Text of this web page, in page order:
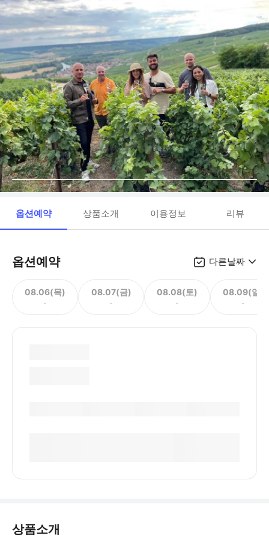
옵션예약 상품소개 이용정보 리뷰
옵션예약 다른날짜
08.06(목)
-
08.07(금)
-
08.08(토)
-
08.09(일)
-
상품소개